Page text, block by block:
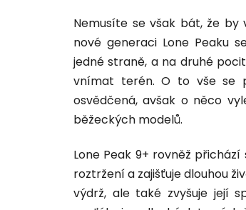
Nemusíte se však bát, že
nové generaci Lone Peaku
jedné straně, a na druhé
vnímat terén. O to vše se
osvědčená, avšak o něco
běžeckých modelů.
Lone Peak 9+ rovněž přichází
roztržení a zajišťuje dlouhou
výdrž, ale také zvyšuje její